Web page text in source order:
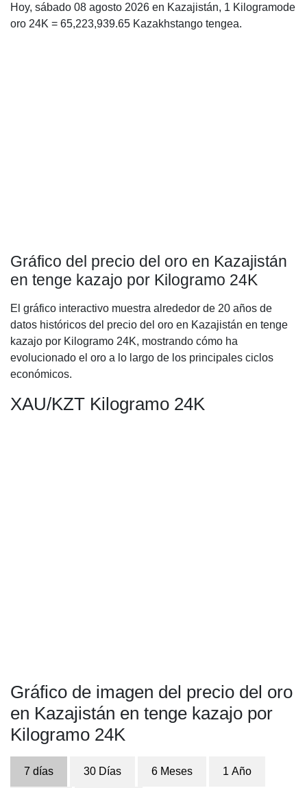
Hoy, sábado 08 agosto 2026 en Kazajistán, 1 Kilogramode
oro 24K = 65,223,939.65 Kazakhstango tengea.
Gráfico del precio del oro en Kazajistán
en tenge kazajo por Kilogramo 24K
El gráfico interactivo muestra alrededor de 20 años de
datos históricos del precio del oro en Kazajistán en tenge
kazajo por Kilogramo 24K, mostrando cómo ha
evolucionado el oro a lo largo de los principales ciclos
económicos.
XAU/KZT Kilogramo 24K
Gráfico de imagen del precio del oro
en Kazajistán en tenge kazajo por
Kilogramo 24K
7 días 30 Días 6 Meses 1 Año